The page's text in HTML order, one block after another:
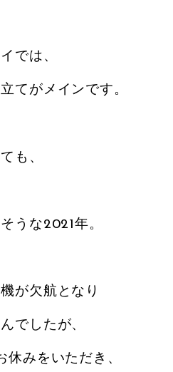
では、
てがメインです。
も、
うな2021年。
が欠航となり
でしたが、
休みをいただき、